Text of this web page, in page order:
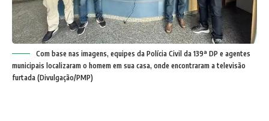
Com base nas imagens, equipes da Polícia Civil da 139ª DP e agentes
municipais localizaram o homem em sua casa, onde encontraram a televisão
furtada (Divulgação/PMP)